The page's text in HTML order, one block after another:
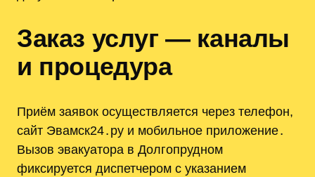
Заказ услуг — каналы
и процедура
Приём заявок осуществляется через телефон,
сайт Эвамск24․ру и мобильное приложение․
Вызов эвакуатора в Долгопрудном
фиксируется диспетчером с указанием